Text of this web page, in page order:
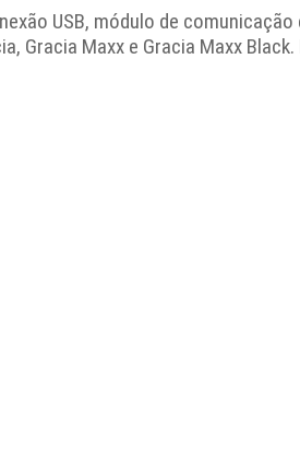
USB, módulo de
Maxx e Gracia Maxx Black.